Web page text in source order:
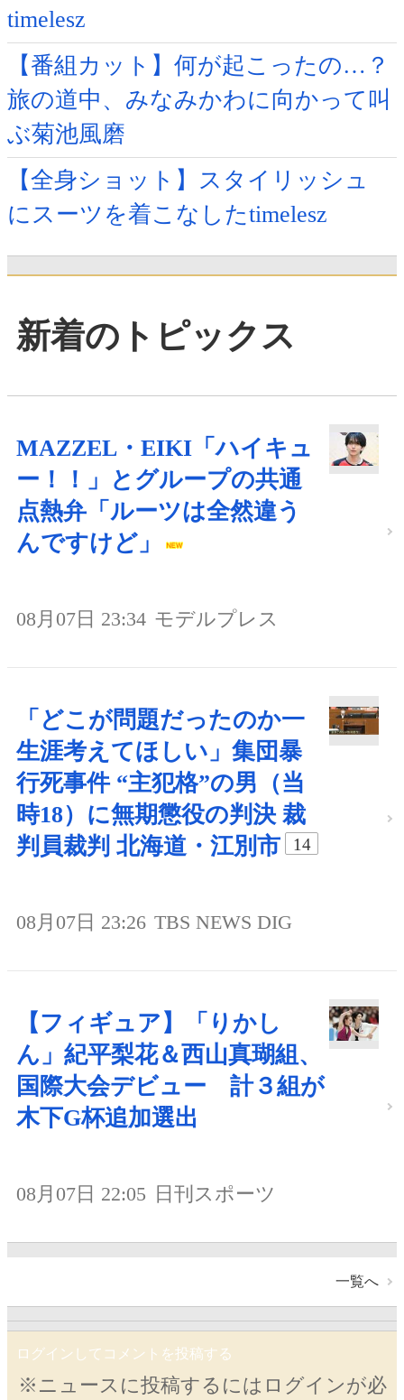
timelesz
【番組カット】何が起こったの…？
旅の道中、みなみかわに向かって叫
ぶ菊池風磨
【全身ショット】スタイリッシュ
にスーツを着こなしたtimelesz
新着のトピックス
MAZZEL・EIKI「ハイキュ
ー！！」とグループの共通
点熱弁「ルーツは全然違う
んですけど」
08月07日 23:34 モデルプレス
「どこが問題だったのか一
生涯考えてほしい」集団暴
行死事件 “主犯格”の男（当
時18）に無期懲役の判決 裁
判員裁判 北海道・江別市
14
08月07日 23:26 TBS NEWS DIG
【フィギュア】「りかし
ん」紀平梨花＆西山真瑚組、
国際大会デビュー 計３組が
木下G杯追加選出
08月07日 22:05 日刊スポーツ
一覧へ
ログインしてコメントを投稿する
※ニュースに投稿するにはログインが必